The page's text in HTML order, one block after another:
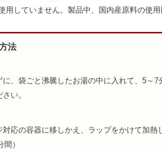
用していません。製品中、国内産原料の使用
法
に、袋ごと沸騰したお湯の中に入れて、5～7
い。
応の容器に移しかえ、ラップをかけて加熱
）